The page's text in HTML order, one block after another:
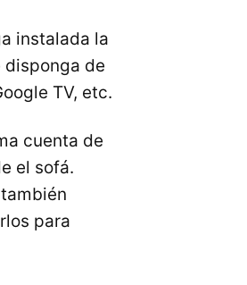
instalada la
de
TV, etc.
cuenta de
el sofá.
para